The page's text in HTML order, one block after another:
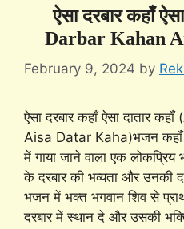
ऐसा दरबार कहाँ
Darbar Kahan
February 9, 2024 by
ऐसा दरबार कहाँ ऐसा दातार
Aisa Datar Kaha)भजन
में गाया जाने वाला एक
के दरबार की भव्यता और उनकी
भजन में भक्त भगवान शिव से
दरबार में स्थान दे और उसकी